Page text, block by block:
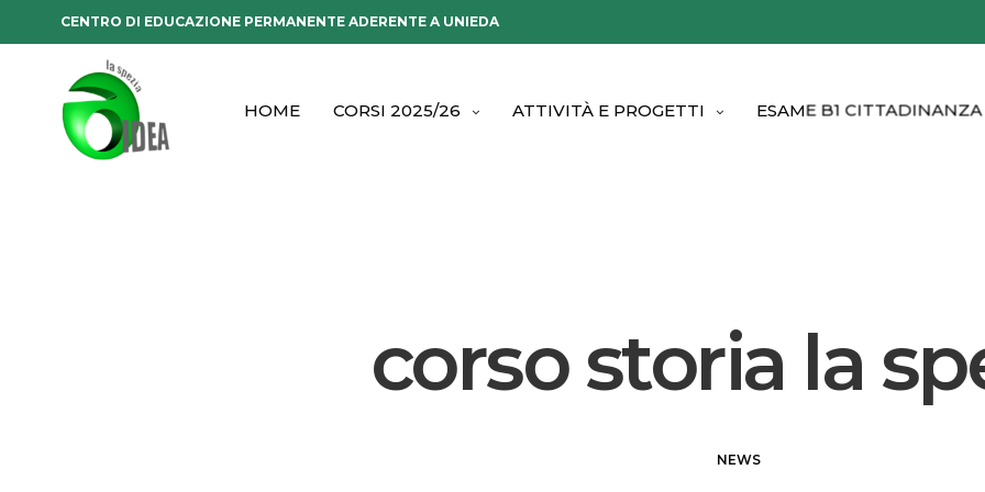
CENTRO DI EDUCAZIONE PERMANENTE ADERENTE A UNIEDA
HOME CORSI 2025/26 ATTIVITÀ E PROGETTI ESAME B1 CITTADINANZA
corso storia la
NEWS